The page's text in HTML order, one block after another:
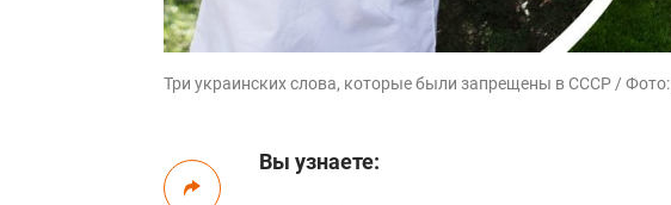
Три украинских слова, которые были запрещены в СССР / Фото:
Вы узнаете: